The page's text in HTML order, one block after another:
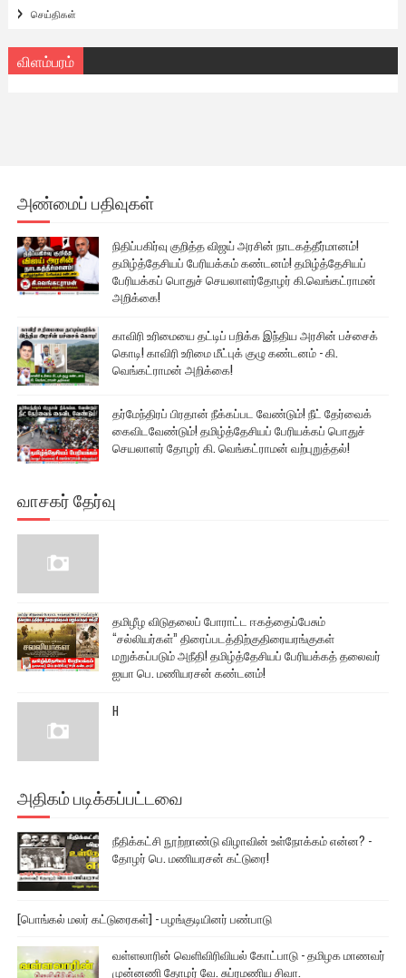
செய்திகள்
விளம்பரம்
அண்மைப் பதிவுகள்
நிதிப்பகிர்வு குறித்த விஜய் அரசின் நாடகத்தீர்மானம்!
தமிழ்த்தேசியப் பேரியக்கம் கண்டனம்! தமிழ்த்தேசியப்
பேரியக்கப் பொதுச் செயலாளர்தோழர் கி.வெங்கட்ராமன்
அறிக்கை!
காவிரி உரிமையை தட்டிப் பறிக்க இந்திய அரசின் பச்சைக்
கொடி! காவிரி உரிமை மீட்புக் குழு கண்டனம் - கி.
வெங்கட்ராமன் அறிக்கை!
தர்மேந்திரப் பிரதான் நீக்கப்பட வேண்டும்! நீட் தேர்வைக்
கைவிடவேண்டும்! தமிழ்த்தேசியப் பேரியக்கப் பொதுச்
செயலாளர் தோழர் கி. வெங்கட்ராமன் வற்புறுத்தல்!
வாசகர் தேர்வு
தமிழீழ விடுதலைப் போராட்ட ஈகத்தைப்பேசும்
“சல்லியர்கள்” திரைப்படத்திற்குதிரையரங்குகள்
மறுக்கப்படும் அநீதி! தமிழ்த்தேசியப் பேரியக்கத் தலைவர்
ஐயா பெ. மணியரசன் கண்டனம்!
H
அதிகம் படிக்கப்பட்டவை
நீதிக்கட்சி நூற்றாண்டு விழாவின் உள்நோக்கம் என்ன? -
தோழர் பெ. மணியரசன் கட்டுரை!
[பொங்கல் மலர் கட்டுரைகள்] - பழங்குடியினர் பண்பாடு
வள்ளலாரின் வெளிவிரிவியல் கோட்பாடு - தமிழக மாணவர்
முன்னணி தோழர் வே. சுப்ரமணிய சிவா.